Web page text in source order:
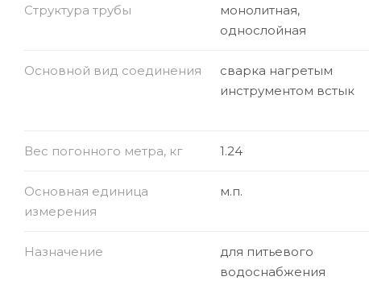
Структура трубы
монолитная,
однослойная
Основной вид соединения
сварка нагретым
инструментом встык
Вес погонного метра, кг 1.24
Основная единица
измерения
м.п.
Назначение
для питьевого
водоснабжения